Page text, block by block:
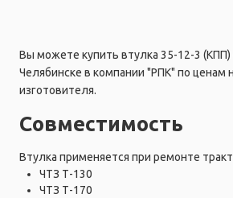
Вы можете купить втулка 35-12-3 (КПП)
Челябинске в компании "РПК" по ценам
изготовителя.
Совместимость
Втулка применяется при ремонте
ЧТЗ Т-130
ЧТЗ Т-170